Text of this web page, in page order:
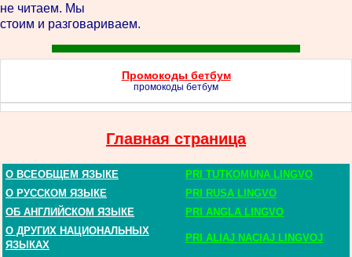
не читаем. Мы
стоим и разговариваем.
Промокоды бетбум
промокоды бетбум
Главная страница
О ВСЕОБЩЕМ ЯЗЫКЕ
PRI TUTKOMUNA LINGVO
О РУССКОМ ЯЗЫКЕ
PRI RUSA LINGVO
ОБ АНГЛИЙСКОМ ЯЗЫКЕ
PRI ANGLA LINGVO
О ДРУГИХ НАЦИОНАЛЬНЫХ
ЯЗЫКАХ
PRI ALIAJ NACIAJ LINGVOJ